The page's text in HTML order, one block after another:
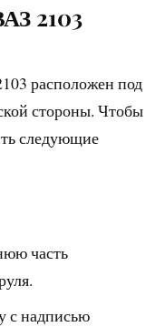
2103
расположен под
стороны. Чтобы
следующие
часть
с надписью